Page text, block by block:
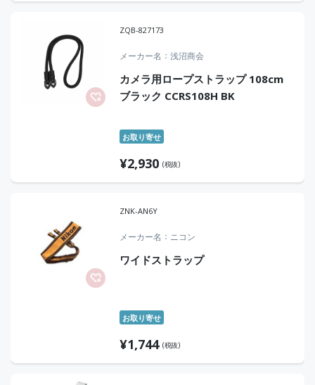
ZQB-827173
メーカー名 浅沼商会
カメラ用ロープストラップ 108cm
ブラック CCRS108H BK
お取り寄せ
¥2,930 (税抜)
ZNK-AN6Y
メーカー名 ニコン
ワイドストラップ
お取り寄せ
¥1,744 (税抜)